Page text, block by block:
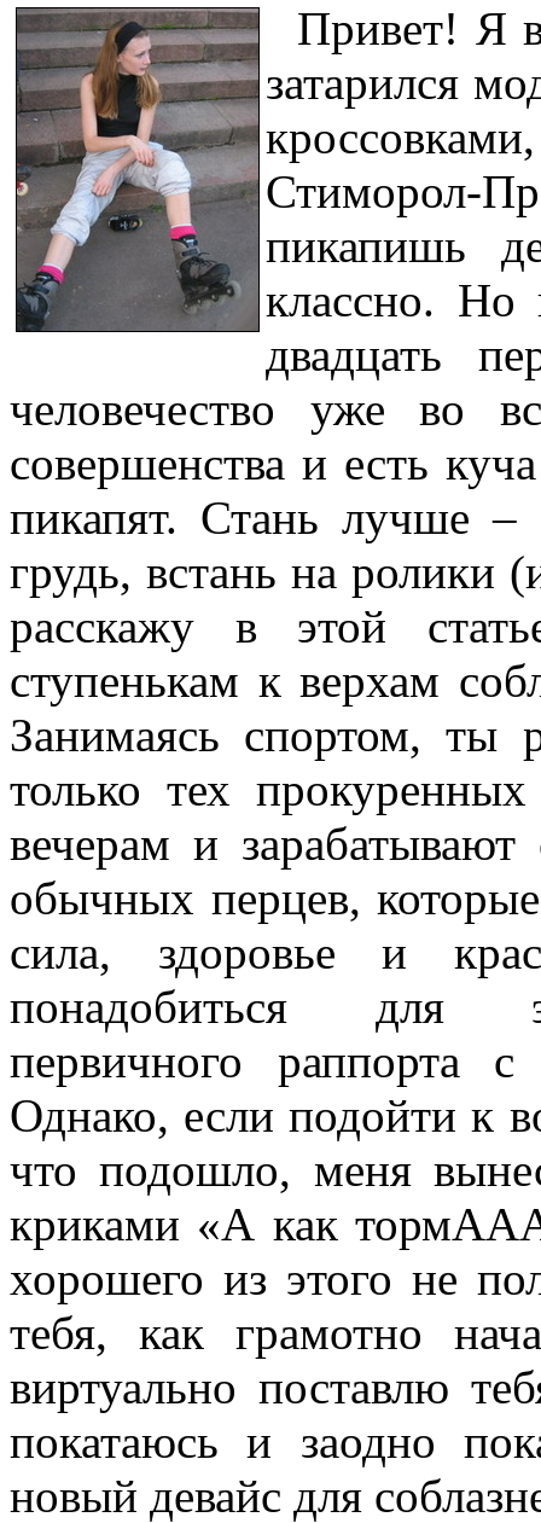
Привет! Я
затарился
Стиморол-
пикапишь
классно. Но
двадцать
человечество уже во
совершенства и есть
пикапят. Стань лучше
грудь, встань на ролики
расскажу в этой
ступенькам к верхам
Занимаясь спортом, ты
только тех
вечерам и
обычных перцев,
сила, здоровье и
понадобиться для
первичного раппорта
Однако, если подойти к
что подошло, меня
криками «А как
хорошего из этого не
тебя, как грамотно
виртуально поставлю
покатаюсь и заодно
новый девайс для